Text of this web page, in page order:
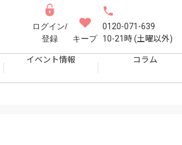
ログイン/
登録
キープ
0120-071-639
10-21時 (土曜以外)
イベント情報 コラム